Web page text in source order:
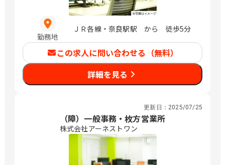
勤務地
ＪＲ各線・奈良駅駅 から 徒歩5分
この求人に問い合わせる（無料）
詳細を見る
更新日： 2025/07/25
（障）一般事務・枚方営業所
株式会社アーネストワン